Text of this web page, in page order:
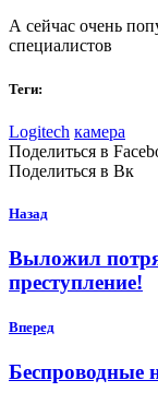
А сейчас очень
специалистов
Теги:
Logitech камера
Поделиться в
Поделиться в Вк
Назад
Выложил
преступление!
Вперед
Беспроводные